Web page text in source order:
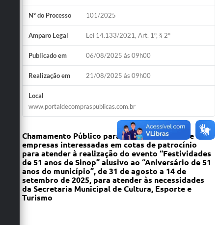
Nº do Processo 101/2025
Amparo Legal Lei 14.133/2021, Art. 1º, § 2º
Publicado em 06/08/2025 às 09h00
Realização em 21/08/2025 às 09h00
Local
www.portaldecompraspublicas.com.br
Chamamento Público para credenciamento de
empresas interessadas em cotas de patrocínio
para atender à realização do evento “Festividades
de 51 anos de Sinop” alusivo ao “Aniversário de 51
anos do município”, de 31 de agosto a 14 de
setembro de 2025, para atender às necessidades
da Secretaria Municipal de Cultura, Esporte e
Turismo